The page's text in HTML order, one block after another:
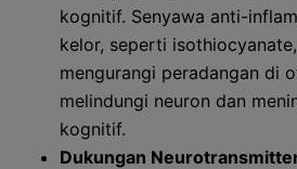
kognitif. Senyawa anti-
kelor, seperti
mengurangi peradangan di
melindungi neuron dan
kognitif.
Dukungan